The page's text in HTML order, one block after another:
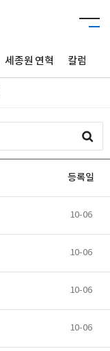
세종원 연혁 칼럼
등록일
10-06
10-06
10-06
10-06